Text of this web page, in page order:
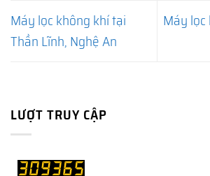
Máy lọc không khí tại
Thần Lĩnh, Nghệ An
Máy
LƯỢT TRUY CẬP